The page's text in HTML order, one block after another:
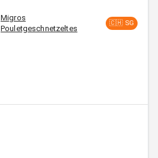
Migros
Pouletgeschnetzeltes
🇨🇭 SG